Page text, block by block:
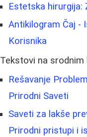
Estetska hirurgija:
Antikilogram Čaj -
Korisnika
Tekstovi na srodnim
Rešavanje
Prirodni Saveti
Saveti za lakše
Prirodni pristupi i